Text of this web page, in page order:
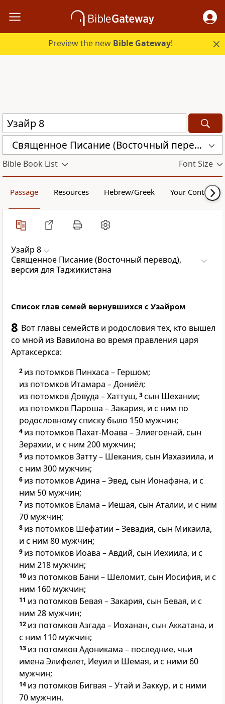
Preview the new Bible Gateway!
Священное Писание (Восточный перевод), версия для Таджикистана (CARST)
Bible Book List Font Size
Passage Resources Hebrew/Greek Your Content
Узайр 8
Священное Писание (Восточный перевод),
версия для Таджикистана
Список глав семей вернувшихся с Узайром
8 Вот главы семейств и родословия тех, кто вышел
со мной из Вавилона во время правления царя
Артаксеркса:
2 из потомков Пинхаса – Гершом;
из потомков Итамара – Дониёл;
из потомков Довуда – Хаттуш, 3сын Шехании;
из потомков Пароша – Закария, и с ним по
родословному списку было 150 мужчин;
4 из потомков Пахат-Моава – Элиегоенай, сын
Зерахии, и с ним 200 мужчин;
5 из потомков Затту – Шекания, сын Иахазиила, и
с ним 300 мужчин;
6 из потомков Адина – Эвед, сын Ионафана, и с
ним 50 мужчин;
7 из потомков Елама – Иешая, сын Аталии, и с ним
70 мужчин;
8 из потомков Шефатии – Зевадия, сын Микаила,
и с ним 80 мужчин;
9 из потомков Иоава – Авдий, сын Иехиила, и с
ним 218 мужчин;
10 из потомков Бани – Шеломит, сын Иосифия, и с
ним 160 мужчин;
11 из потомков Бевая – Закария, сын Бевая, и с
ним 28 мужчин;
12 из потомков Азгада – Иоханан, сын Аккатана, и
с ним 110 мужчин;
13 из потомков Адоникама – последние, чьи
имена Элифелет, Иеуил и Шемая, и с ними 60
мужчин;
14 из потомков Бигвая – Утай и Заккур, и с ними
70 мужчин.